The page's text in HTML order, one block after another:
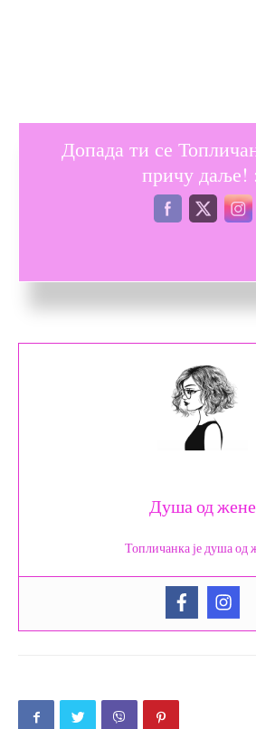
Душа од жене
Топличанка је душа од
Допада ти се
причу даље!